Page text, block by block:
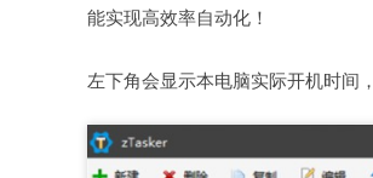
能实现高效率自动化！
左下角会显示本电脑实际开机时间